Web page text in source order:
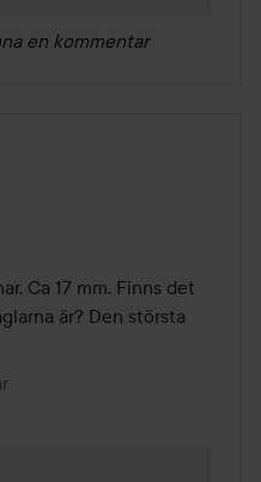
en kommentar
år
Ca 17 mm. Finns det
är? Den största